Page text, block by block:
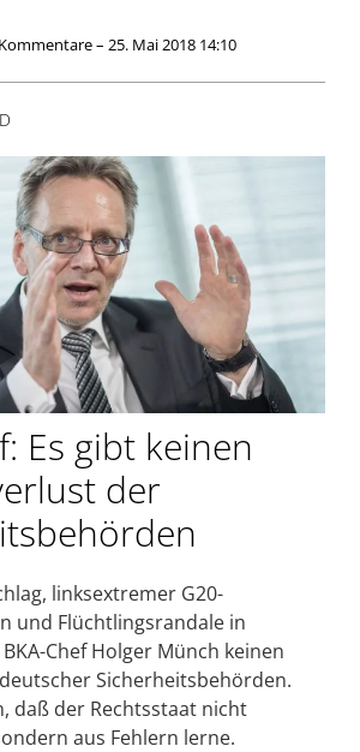
Kommentare – 25. Mai 2018 14:10
Es gibt keinen
der
linksextremer G20-
und Flüchtlingsrandale in
Chef Holger Münch keinen
Sicherheitsbehörden.
daß der Rechtsstaat nicht
aus Fehlern lerne.